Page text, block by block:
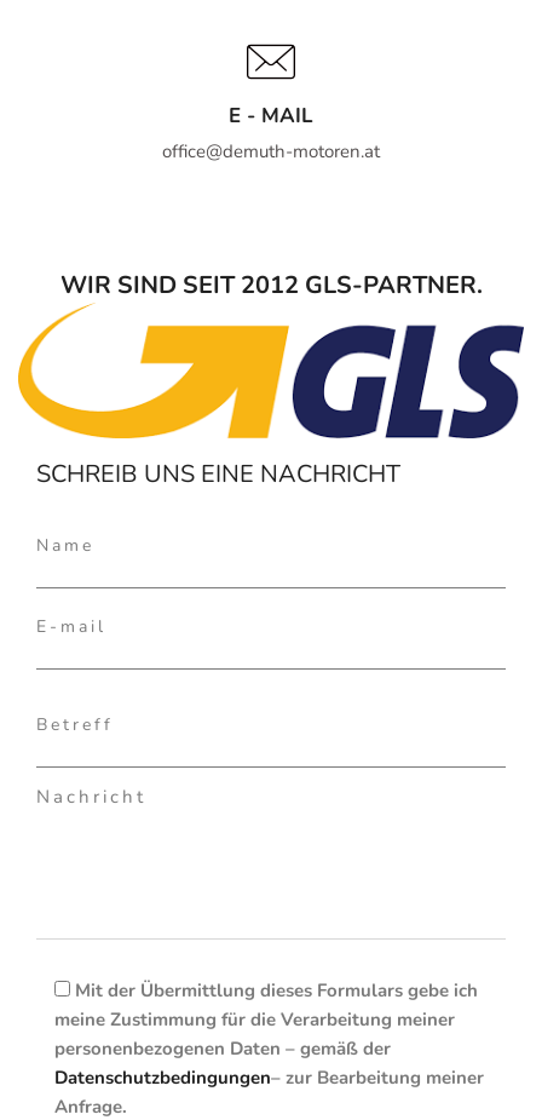
E - MAIL
office@demuth-motoren.at
WIR SIND SEIT 2012 GLS-PARTNER.
SCHREIB UNS EINE NACHRICHT
leave
empty.
leave
field
Mit der Übermittlung dieses Formulars gebe ich
meine Zustimmung für die Verarbeitung meiner
personenbezogenen Daten – gemäß der
Datenschutzbedingungen– zur Bearbeitung meiner
Anfrage.